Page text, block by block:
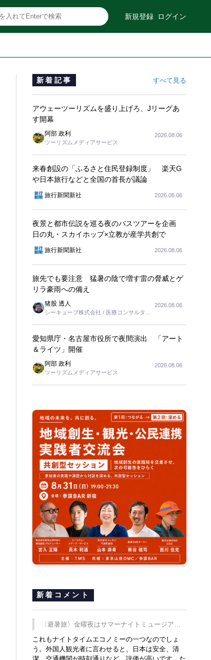
新規登録 ログイン
新着記事 すべて見る
アウェーツーリズムを盛り上げろ、Jリーグあ
す開幕
阿部 政利
ツーリズムメディアサービス
2026.08.06
来春創設の「ふるさと住民登録制度」 楽天G
や日本旅行などと全国の首長が議論
旅行新聞新社 2026.08.06
夜景と都市伝説を巡る夜のバスツアーを企画
日の丸・スカイホップ×立教が産学共創で
旅行新聞新社 2026.08.06
旅先でも要注意 猛暑の陰で増す雷の脅威とゲ
リラ豪雨への備え
猪股 透人
シーキューブ株式会社 / 医療コンサルタン
2026.08.06
愛知県庁・名古屋市役所で夜間演出 「アート
＆ライツ」開催
阿部 政利
ツーリズムメディアサービス
2026.08.06
新着コメント
〈避暑旅〉金曜夜はサマーナイトミュージア
ム、都立6施設で
これもナイトタイムエコノミーの一つなのでしょ
う。外国人観光者に言わせると、日本は安全、清